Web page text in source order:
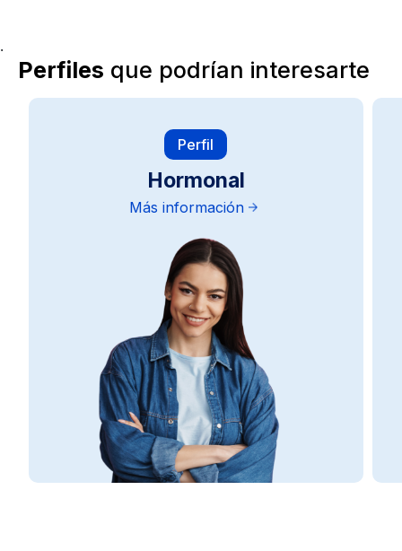
.
Perfiles que podrían interesarte
Perfil
Hormonal
Más información